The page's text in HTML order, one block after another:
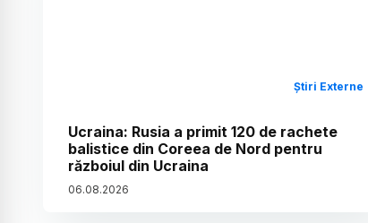
Știri Externe
Ucraina: Rusia a primit 120 de rachete
balistice din Coreea de Nord pentru
războiul din Ucraina
06.08.2026